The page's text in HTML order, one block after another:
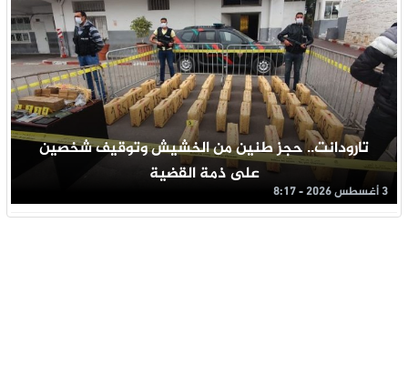
تارودانت.. حجز طنين من الخشيش وتوقيف شخصين
على ذمة القضية
3 أغسطس 2026 - 8:17